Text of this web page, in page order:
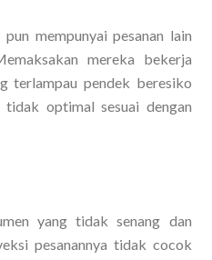
mempunyai pesanan lain
mereka bekerja
terlampau pendek beresiko
optimal sesuai dengan
yang tidak senang dan
pesanannya tidak cocok